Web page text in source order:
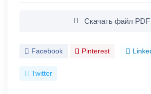
Скачать файл PDF
Facebook Pinterest
Twitter